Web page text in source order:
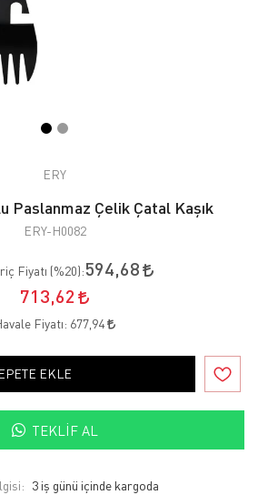
ERY
Paslanmaz Çelik Çatal Kaşık
ERY-H0082
Fiyatı (%20):594,68
713,62
Fiyatı: 677,94
EKLE
TEKLIF AL
3 iş günü içinde kargoda